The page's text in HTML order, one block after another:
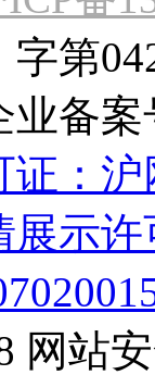
第
备案
：
展示许
网站